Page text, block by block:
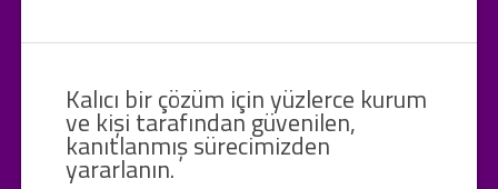
Kalıcı bir çözüm için yüzlerce kurum
ve kişi tarafından güvenilen,
kanıtlanmış sürecimizden
yararlanın.